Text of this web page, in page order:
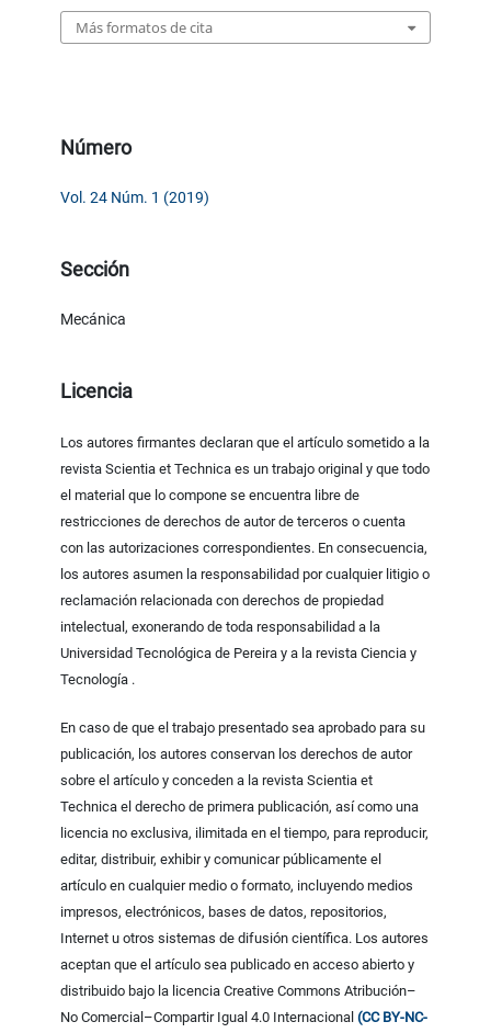
Más formatos de cita
Número
Vol. 24 Núm. 1 (2019)
Sección
Mecánica
Licencia
Los autores firmantes declaran que el artículo sometido a la
revista Scientia et Technica es un trabajo original y que todo
el material que lo compone se encuentra libre de
restricciones de derechos de autor de terceros o cuenta
con las autorizaciones correspondientes. En consecuencia,
los autores asumen la responsabilidad por cualquier litigio o
reclamación relacionada con derechos de propiedad
intelectual, exonerando de toda responsabilidad a la
Universidad Tecnológica de Pereira y a la revista Ciencia y
Tecnología .
En caso de que el trabajo presentado sea aprobado para su
publicación, los autores conservan los derechos de autor
sobre el artículo y conceden a la revista Scientia et
Technica el derecho de primera publicación, así como una
licencia no exclusiva, ilimitada en el tiempo, para reproducir,
editar, distribuir, exhibir y comunicar públicamente el
artículo en cualquier medio o formato, incluyendo medios
impresos, electrónicos, bases de datos, repositorios,
Internet u otros sistemas de difusión científica. Los autores
aceptan que el artículo sea publicado en acceso abierto y
distribuido bajo la licencia Creative Commons Atribución–
No Comercial–Compartir Igual 4.0 Internacional(CC BY-NC-